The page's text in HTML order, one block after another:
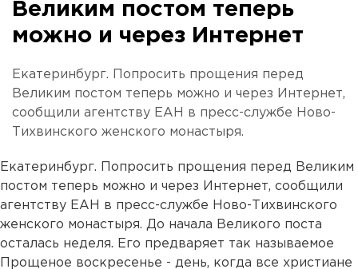
Великим постом теперь
можно и через Интернет
Екатеринбург. Попросить прощения перед
Великим постом теперь можно и через Интернет,
сообщили агентству ЕАН в пресс-службе Ново-
Тихвинского женского монастыря.
Екатеринбург. Попросить прощения перед Великим
постом теперь можно и через Интернет, сообщили
агентству ЕАН в пресс-службе Ново-Тихвинского
женского монастыря. До начала Великого поста
осталась неделя. Его предваряет так называемое
Прощеное воскресенье - день, когда все христиане